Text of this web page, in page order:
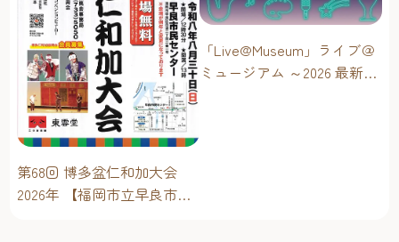
第68回 博多盆仁和加大会
2026年 【福岡市立早良市民
「Live@Museum」ライブ＠
ミュージアム ～2026 最新イ